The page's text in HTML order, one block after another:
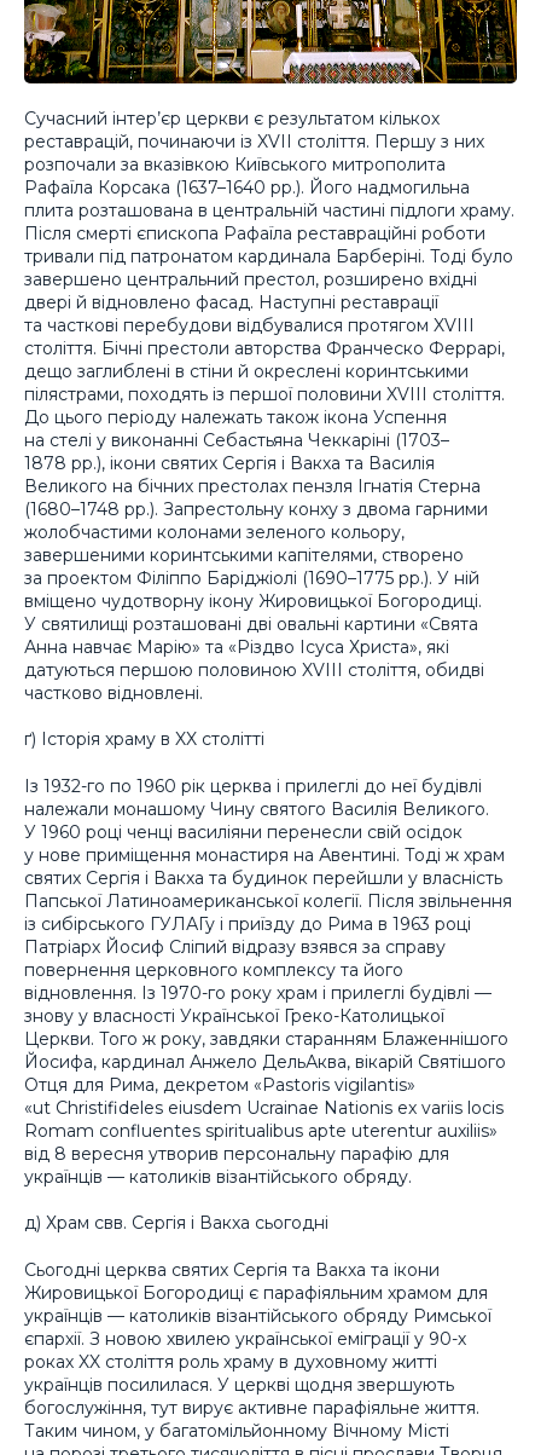
Сучасний інтер’єр церкви є результатом кількох
реставрацій, починаючи із XVII століття. Першу з них
розпочали за вказівкою Київського митрополита
Рафаїла Корсака (1637–1640 рр.). Його надмогильна
плита розташована в центральній частині підлоги храму.
Після смерті єпископа Рафаїла реставраційні роботи
тривали під патронатом кардинала Барберіні. Тоді було
завершено центральний престол, розширено вхідні
двері й відновлено фасад. Наступні реставрації
та часткові перебудови відбувалися протягом XVIII
століття. Бічні престоли авторства Франческо Феррарі,
дещо заглиблені в стіни й окреслені коринтськими
пілястрами, походять із першої половини XVIII століття.
До цього періоду належать також ікона Успення
на стелі у виконанні Себастьяна Чеккаріні (1703–
1878 рр.), ікони святих Сергія і Вакха та Василія
Великого на бічних престолах пензля Ігнатія Стерна
(1680–1748 рр.). Запрестольну конху з двома гарними
жолобчастими колонами зеленого кольору,
завершеними коринтськими капітелями, створено
за проектом Філіппо Баріджіолі (1690–1775 рр.). У ній
вміщено чудотворну ікону Жировицької Богородиці.
У святилищі розташовані дві овальні картини «Свята
Анна навчає Марію» та «Різдво Ісуса Христа», які
датуються першою половиною XVIII століття, обидві
частково відновлені.
ґ) Історія храму в XX столітті
Із 1932-го по 1960 рік церква і прилеглі до неї будівлі
належали монашому Чину святого Василія Великого.
У 1960 році ченці василіяни перенесли свій осідок
у нове приміщення монастиря на Авентині. Тоді ж храм
святих Сергія і Вакха та будинок перейшли у власність
Папської Латиноамериканської колегії. Після звільнення
із сибірського ГУЛАГу і приїзду до Рима в 1963 році
Патріарх Йосиф Сліпий відразу взявся за справу
повернення церковного комплексу та його
відновлення. Із 1970-го року храм і прилеглі будівлі —
знову у власності Української Греко-Католицької
Церкви. Того ж року, завдяки старанням Блаженнішого
Йосифа, кардинал Анжело ДельАква, вікарій Святішого
Отця для Рима, декретом «Pastoris vigilantis»
«ut Christifideles eiusdem Ucrainae Nationis ex variis locis
Romam confluentes spiritualibus apte uterentur auxiliis»
від 8 вересня утворив персональну парафію для
українців — католиків візантійського обряду.
д) Храм свв. Сергія і Вакха сьогодні
Сьогодні церква святих Сергія та Вакха та ікони
Жировицької Богородиці є парафіяльним храмом для
українців — католиків візантійського обряду Римської
єпархії. З новою хвилею української еміграції у 90-х
роках XX століття роль храму в духовному житті
українців посилилася. У церкві щодня звершують
богослужіння, тут вирує активне парафіяльне життя.
Таким чином, у багатомільйонному Вічному Місті